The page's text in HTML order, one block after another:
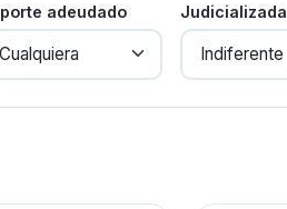
adeudado Judicializada